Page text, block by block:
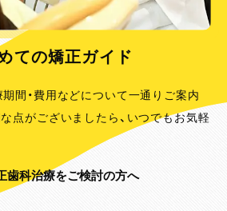
ての矯正ガイド
間・費用などについて一通りご案内
点がございましたら、いつでもお気軽
歯科治療をご検討の方へ